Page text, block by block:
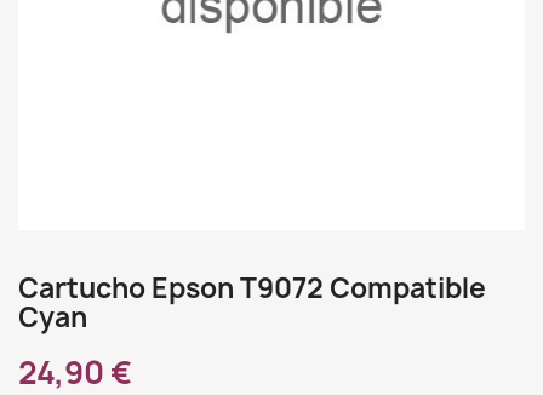
Cartucho Epson T9072 Compatible
Cyan
24,90 €